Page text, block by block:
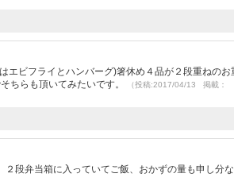
ビフライとハンバーグ)箸休め４品が２段重ねのお
ちらも頂いてみたいです。
（投稿:2017/04/13 掲載：
段弁当箱に入っていてご飯、おかずの量も申し分